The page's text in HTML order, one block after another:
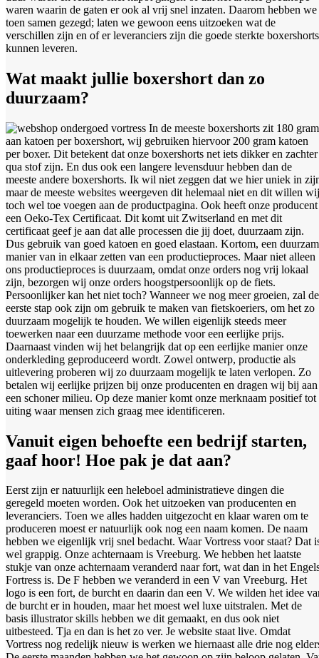
waren waarin de gaten er ook al vrij snel inzaten. Daarom hebben we
toen samen gezegd; laten we gewoon eens uitzoeken wat de
verschillen zijn en of er leveranciers zijn die goede sterkte boxershorts
kunnen leveren.
Wat maakt jullie boxershort dan zo
duurzaam?
In de meeste boxershorts zit 180 gram
aan katoen per boxershort, wij gebruiken hiervoor 200 gram katoen
per boxer. Dit betekent dat onze boxershorts net iets dikker en zachter
qua stof zijn. En dus ook een langere levensduur hebben dan de
meeste andere boxershorts. Ik wil niet zeggen dat we hier uniek in
maar de meeste websites weergeven dit helemaal niet en dit willen wij
toch wel toe voegen aan de productpagina. Ook heeft onze producent
een Oeko-Tex Certificaat. Dit komt uit Zwitserland en met dit
certificaat geef je aan dat alle processen die jij doet, duurzaam zijn.
Dus gebruik van goed katoen en goed elastaan. Kortom, een
manier van in elkaar zetten van een productieproces. Maar niet alleen
ons productieproces is duurzaam, omdat onze orders nog vrij lokaal
zijn, bezorgen wij onze orders hoogstpersoonlijk op de fiets.
Persoonlijker kan het niet toch? Wanneer we nog meer groeien, zal de
eerste stap ook zijn om gebruik te maken van fietskoeriers, om het zo
duurzaam mogelijk te houden. We willen eigenlijk steeds meer
toewerken naar een duurzame methode voor een eerlijke prijs.
Daarnaast vinden wij het belangrijk dat op een eerlijke manier onze
onderkleding geproduceerd wordt. Zowel ontwerp, productie als
uitlevering proberen wij zo duurzaam mogelijk te laten verlopen. Zo
betalen wij eerlijke prijzen bij onze producenten en dragen wij bij aan
een schoner milieu. Op deze manier komt onze merknaam positief tot
uiting waar mensen zich graag mee identificeren.
Vanuit eigen behoefte een bedrijf starten,
gaaf hoor! Hoe pak je dat aan?
Eerst zijn er natuurlijk een heleboel administratieve dingen die
geregeld moeten worden. Ook het uitzoeken van producenten en
leveranciers. Toen we alles hadden uitgezocht en klaar waren om te
produceren moest er natuurlijk ook nog een naam komen. De naam
hebben we eigenlijk vrij snel bedacht. Waar Vortress voor staat? Dat
wel grappig. Onze achternaam is Vreeburg. We hebben het laatste
stukje van onze achternaam veranderd naar fort, wat dan in het
Fortress is. De F hebben we veranderd in een V van Vreeburg. Het
logo is een fort, de burcht en daarin dan een V. We wilden het idee
de burcht er in houden, maar het moest wel luxe uitstralen. Met de
basis illustrator skills hebben we dit gemaakt, en dus ook niet
uitbesteed. Tja en dan is het zo ver. Je website staat live. Omdat
Vortress nog redelijk nieuw is werken we hiernaast alle drie nog